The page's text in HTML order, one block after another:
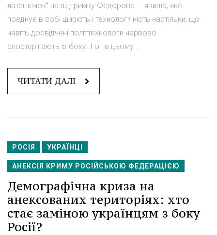
латешечок" на підтримку Федорова — явища, яке
поєднує в собі щирість і технологічність настільки, що
навіть досвідчені політтехнологи нервово
спостерігають із боку. І от в цьому ...
ЧИТАТИ ДАЛІ
РОСІЯ УКРАЇНЦІ
АНЕКСІЯ КРИМУ РОСІЙСЬКОЮ ФЕДЕРАЦІЄЮ
Демографічна криза на
анексованих територіях: хто
стає заміною українцям з боку
Росії?